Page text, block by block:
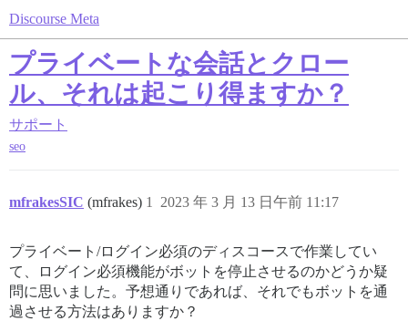
Discourse Meta
プライベートな会話とクロー
ル、それは起こり得ますか？
サポート
seo
mfrakesSIC (mfrakes) 2023 年 3 月 13 日午前 11:17
1
プライベート/ログイン必須のディスコースで作業してい
て、ログイン必須機能がボットを停止させるのかどうか疑
問に思いました。予想通りであれば、それでもボットを通
過させる方法はありますか？